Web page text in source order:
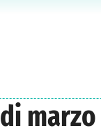
marzo